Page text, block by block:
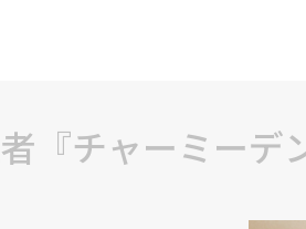
『チャーミーデ